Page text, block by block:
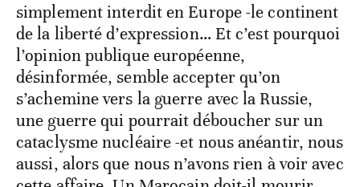
simplement interdit en Europe -le continent
de la liberté d’expression… Et c’est pourquoi
l’opinion publique européenne,
désinformée, semble accepter qu’on
s’achemine vers la guerre avec la Russie,
une guerre qui pourrait déboucher sur un
cataclysme nucléaire -et nous anéantir, nous
aussi, alors que nous n’avons rien à voir avec